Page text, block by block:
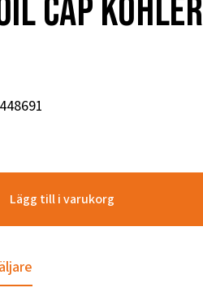
cap Kohler
Lägg till i varukorg